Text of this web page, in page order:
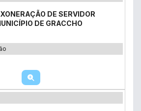
DE SERVIDOR
DE GRACCHO